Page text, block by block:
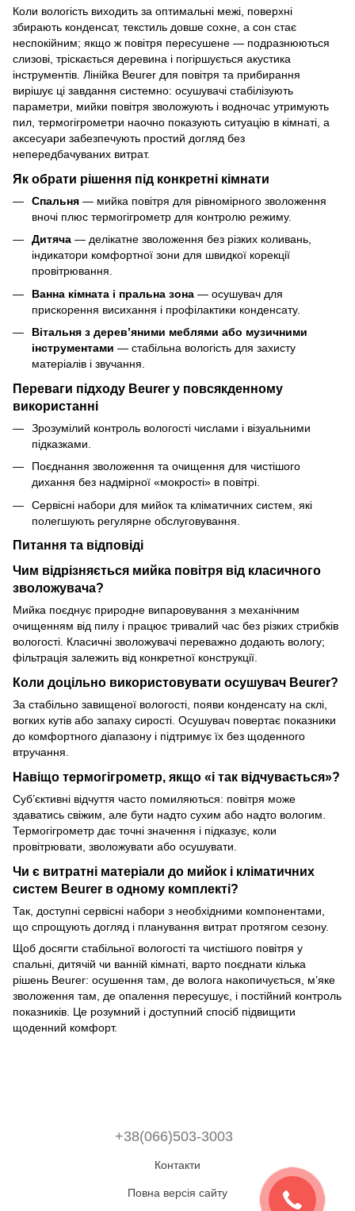
Коли вологість виходить за оптимальні межі, поверхні
збирають конденсат, текстиль довше сохне, а сон стає
неспокійним; якщо ж повітря пересушене — подразнюються
слизові, тріскається деревина і погіршується акустика
інструментів. Лінійка Beurer для повітря та прибирання
вирішує ці завдання системно: осушувачі стабілізують
параметри, мийки повітря зволожують і водночас утримують
пил, термогігрометри наочно показують ситуацію в кімнаті, а
аксесуари забезпечують простий догляд без
непередбачуваних витрат.
Як обрати рішення під конкретні кімнати
Спальня — мийка повітря для рівномірного зволоження
вночі плюс термогігрометр для контролю режиму.
Дитяча — делікатне зволоження без різких коливань,
індикатори комфортної зони для швидкої корекції
провітрювання.
Ванна кімната і пральна зона — осушувач для
прискорення висихання і профілактики конденсату.
Вітальня з дерев’яними меблями або музичними
інструментами — стабільна вологість для захисту
матеріалів і звучання.
Переваги підходу Beurer у повсякденному
використанні
Зрозумілий контроль вологості числами і візуальними
підказками.
Поєднання зволоження та очищення для чистішого
дихання без надмірної «мокрості» в повітрі.
Сервісні набори для мийок та кліматичних систем, які
полегшують регулярне обслуговування.
Питання та відповіді
Чим відрізняється мийка повітря від класичного
зволожувача?
Мийка поєднує природне випаровування з механічним
очищенням від пилу і працює тривалий час без різких стрибків
вологості. Класичні зволожувачі переважно додають вологу;
фільтрація залежить від конкретної конструкції.
Коли доцільно використовувати осушувач Beurer?
За стабільно завищеної вологості, появи конденсату на склі,
вогких кутів або запаху сирості. Осушувач повертає показники
до комфортного діапазону і підтримує їх без щоденного
втручання.
Навіщо термогігрометр, якщо «і так відчувається»?
Суб’єктивні відчуття часто помиляються: повітря може
здаватись свіжим, але бути надто сухим або надто вологим.
Термогігрометр дає точні значення і підказує, коли
провітрювати, зволожувати або осушувати.
Чи є витратні матеріали до мийок і кліматичних
систем Beurer в одному комплекті?
Так, доступні сервісні набори з необхідними компонентами,
що спрощують догляд і планування витрат протягом сезону.
Щоб досягти стабільної вологості та чистішого повітря у
спальні, дитячій чи ванній кімнаті, варто поєднати кілька
рішень Beurer: осушення там, де волога накопичується, м’яке
зволоження там, де опалення пересушує, і постійний контроль
показників. Це розумний і доступний спосіб підвищити
щоденний комфорт.
+38(066)503-3003
Контакти
Повна версія сайту